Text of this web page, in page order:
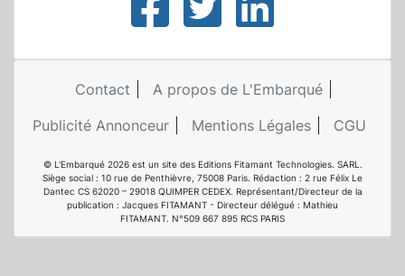
Contact
A propos de L'Embarqué
Publicité Annonceur
Mentions Légales CGU
© L'Embarqué 2026 est un site des Editions Fitamant Technologies. SARL.
Siège social : 10 rue de Penthièvre, 75008 Paris. Rédaction : 2 rue Félix Le
Dantec CS 62020 – 29018 QUIMPER CEDEX. Représentant/Directeur de la
publication : Jacques FITAMANT - Directeur délégué : Mathieu
FITAMANT. N°509 667 895 RCS PARIS